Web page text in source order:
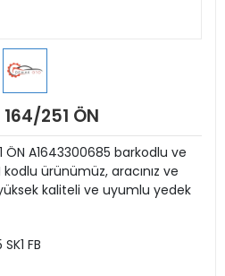
164/251 ÖN
ÖN A1643300685 barkodlu ve
kodlu ürünümüz, aracınız ve
kaliteli ve uyumlu yedek
FB